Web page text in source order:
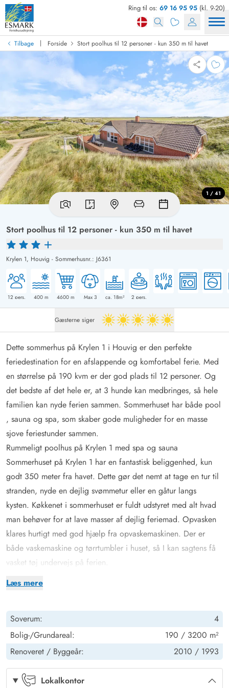
Ring til os: 69 16 95 95 (kl. 9-20)
Tilbage | Forside Stort poolhus til 12 personer - kun 350 m til havet
Stort poolhus til 12 personer - kun 350 m til havet
Krylen 1, Houvig - Sommerhusnr.: J6361
12 pers. 400m 4600m Max 3 ca. 18m² 2 pers.
1 / 41
Gæsterne siger 5 ud af 5
Læs mere
Dette sommerhus på Krylen 1 i Houvig er den perfekte
feriedestination for en afslappende og komfortabel ferie. Med
en størrelse på 190 kvm er der god plads til 12 personer. Og
det bedste af det hele er, at 3 hunde kan medbringes, så hele
familien kan nyde ferien sammen. Sommerhuset har både pool
, sauna og spa, som skaber gode muligheder for en masse
sjove feriestunder sammen.
Rummeligt poolhus på Krylen 1 med spa og sauna
Sommerhuset på Krylen 1 har en fantastisk beliggenhed, kun
godt 350 meter fra havet. Dette gør det nemt at tage en tur til
stranden, nyde en dejlig svømmetur eller en gåtur langs
kysten. Køkkenet i sommerhuset er fuldt udstyret med alt hvad
man behøver for at lave masser af dejlig feriemad. Opvasken
klares hurtigt med god hjælp fra opvaskemaskinen. Der er
både vaskemaskine og tørrtumbler i huset, så I kan sagtens få
vasket tøj undervejs på ferien.
Sommerhuset indeholder 4 reelle soveværelser og en hems
aftenen, er der et dejligt sofaområde med fjernsyn og masser
af plads til afslapning og film. Brændeovnen er centralt
placeret og bidrager til ægte sommerhushygge, hvor I kan
sidde og nyde flammernes knitren.
Et af sommmerhusets absolutte highlights er uden tvivl
Soverum:
4
Bolig-/Grundareal:
190 / 3200 m²
Renoveret / Byggeår: 2010 / 1993
Lokalkontor